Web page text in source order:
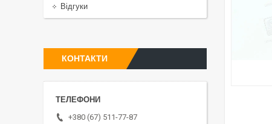
Відгуки
КОНТАКТИ
+380 (67) 511-77-87